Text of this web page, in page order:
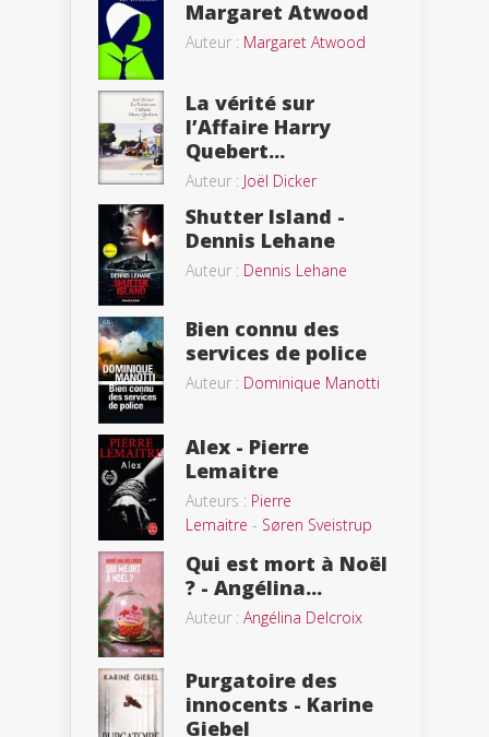
Margaret Atwood
Auteur : Margaret Atwood
La vérité sur
l’Affaire Harry
Quebert...
Auteur : Joël Dicker
Shutter Island -
Dennis Lehane
Auteur : Dennis Lehane
Bien connu des
services de police
Auteur : Dominique Manotti
Alex - Pierre
Lemaitre
Auteurs : Pierre
Lemaitre - Søren Sveistrup
Qui est mort à Noël
? - Angélina...
Auteur : Angélina Delcroix
Purgatoire des
innocents - Karine
Giebel